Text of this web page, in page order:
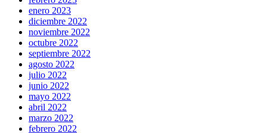
enero 2023
diciembre 2022
noviembre 2022
octubre 2022
septiembre 2022
agosto 2022
julio 2022
junio 2022
mayo 2022
abril 2022
marzo 2022
febrero 2022